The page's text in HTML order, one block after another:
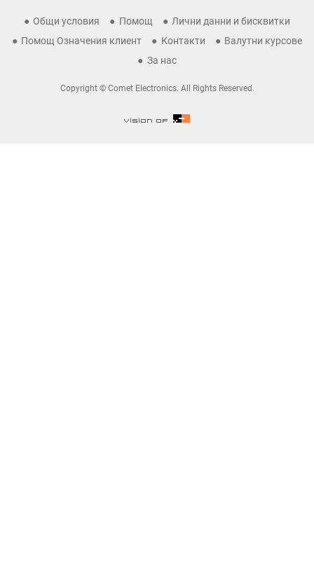
Общи условия Помощ
Лични данни и бисквитки
Помощ Означения клиент
Контакти
Валутни курсове
За нас
Copyright © Comet Electronics. All Rights Reserved.